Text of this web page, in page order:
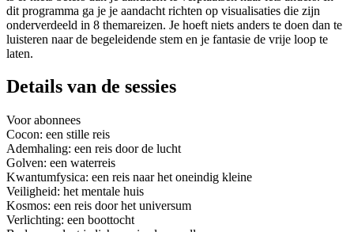
dit programma ga je je aandacht richten op visualisaties die zijn
onderverdeeld in 8 themareizen. Je hoeft niets anders te doen dan te
luisteren naar de begeleidende stem en je fantasie de vrije loop te
laten.
Details van de sessies
Voor abonnees
Cocon: een stille reis
Ademhaling: een reis door de lucht
Golven: een waterreis
Kwantumfysica: een reis naar het oneindig kleine
Veiligheid: het mentale huis
Kosmos: een reis door het universum
Verlichting: een boottocht